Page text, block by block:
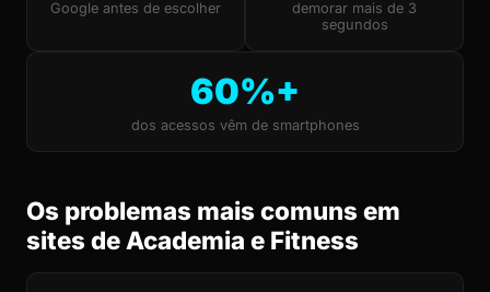
Google antes de escolher
demorar mais de 3
segundos
60%+
dos acessos vêm de smartphones
Os problemas mais comuns em
sites de Academia e Fitness